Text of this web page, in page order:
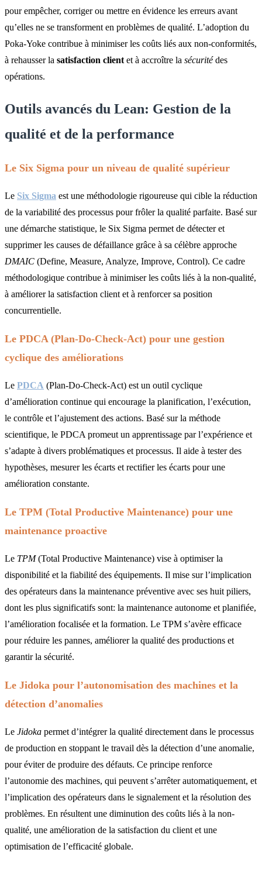
pour empêcher, corriger ou mettre en évidence les erreurs avant
qu’elles ne se transforment en problèmes de qualité. L’adoption du
Poka-Yoke contribue à minimiser les coûts liés aux non-conformités,
à rehausser la satisfaction client et à accroître la sécuritédes
opérations.
Outils avancés du Lean: Gestion de la
qualité et de la performance
Le Six Sigma pour un niveau de qualité supérieur
Le Six Sigma est une méthodologie rigoureuse qui cible la réduction
de la variabilité des processus pour frôler la qualité parfaite. Basé sur
une démarche statistique, le Six Sigma permet de détecter et
supprimer les causes de défaillance grâce à sa célèbre approche
DMAIC (Define, Measure, Analyze, Improve, Control). Ce cadre
méthodologique contribue à minimiser les coûts liés à la non-qualité,
à améliorer la satisfaction client et à renforcer sa position
concurrentielle.
Le PDCA (Plan-Do-Check-Act) pour une gestion
cyclique des améliorations
Le PDCA (Plan-Do-Check-Act) est un outil cyclique
d’amélioration continue qui encourage la planification, l’exécution,
le contrôle et l’ajustement des actions. Basé sur la méthode
scientifique, le PDCA promeut un apprentissage par l’expérience et
s’adapte à divers problématiques et processus. Il aide à tester des
hypothèses, mesurer les écarts et rectifier les écarts pour une
amélioration constante.
Le TPM (Total Productive Maintenance) pour une
maintenance proactive
Le TPM(Total Productive Maintenance) vise à optimiser la
disponibilité et la fiabilité des équipements. Il mise sur l’implication
des opérateurs dans la maintenance préventive avec ses huit piliers,
dont les plus significatifs sont: la maintenance autonome et planifiée,
l’amélioration focalisée et la formation. Le TPM s’avère efficace
pour réduire les pannes, améliorer la qualité des productions et
garantir la sécurité.
Le Jidoka pour l’autonomisation des machines et la
détection d’anomalies
Le Jidoka permet d’intégrer la qualité directement dans le processus
de production en stoppant le travail dès la détection d’une anomalie,
pour éviter de produire des défauts. Ce principe renforce
l’autonomie des machines, qui peuvent s’arrêter automatiquement, et
l’implication des opérateurs dans le signalement et la résolution des
problèmes. En résultent une diminution des coûts liés à la non-
qualité, une amélioration de la satisfaction du client et une
optimisation de l’efficacité globale.